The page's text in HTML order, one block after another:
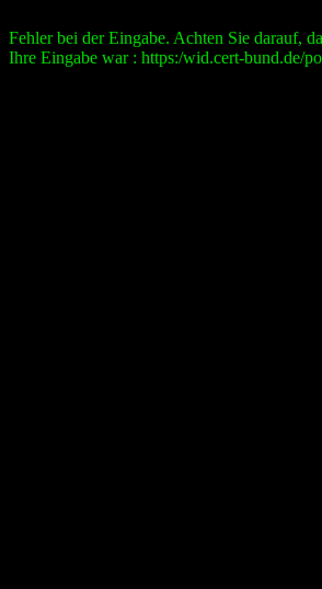
Fehler bei der Eingabe. Achten Sie darauf,
Ihre Eingabe war : https:/wid.cert-bund.de/